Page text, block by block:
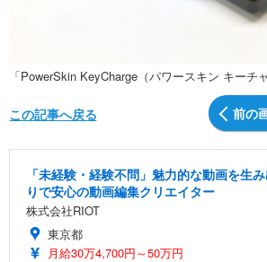
「PowerSkin KeyCharge（パワースキン キーチ
前の
この記事へ戻る
「未経験・経験不問」魅力的な動画を生
りで安心の動画編集クリエイター
株式会社RIOT
東京都
月給30万4,700円～50万円